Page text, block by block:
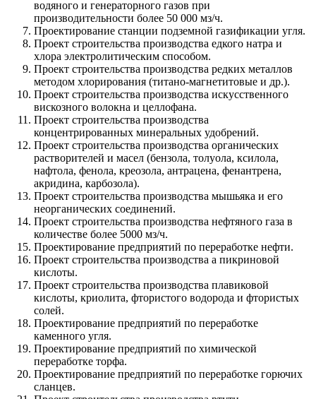
водяного и генераторного газов при
производительности более 50 000 мз/ч.
Проектирование станции подземной газификации угля.
Проект строительства производства едкого натра и
хлора электролитическим способом.
Проект строительства производства редких металлов
методом хлорирования (титано-магнетитовые и др.).
Проект строительства производства искусственного
вискозного волокна и целлофана.
Проект строительства производства
концентрированных минеральных удобрений.
Проект строительства производства органических
растворителей и масел (бензола, толуола, ксилола,
нафтола, фенола, креозола, антрацена, фенантрена,
акридина, карбозола).
Проект строительства производства мышьяка и его
неорганических соединений.
Проект строительства производства нефтяного газа в
количестве более 5000 мз/ч.
Проектирование предприятий по переработке нефти.
Проект строительства производства а пикриновой
кислоты.
Проект строительства производства плавиковой
кислоты, криолита, фтористого водорода и фтористых
солей.
Проектирование предприятий по переработке
каменного угля.
Проектирование предприятий по химической
переработке торфа.
Проектирование предприятий по переработке горючих
сланцев.